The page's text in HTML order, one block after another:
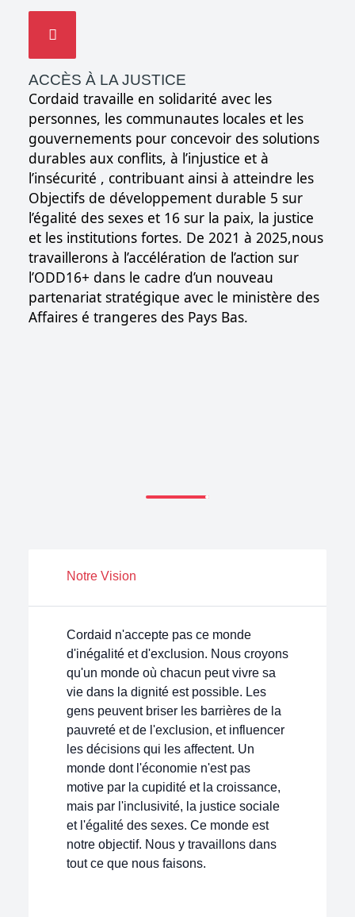
ACCÈS À LA JUSTICE
Cordaid travaille en solidarité avec les
personnes, les communautes locales et les
gouvernements pour concevoir des solutions
durables aux conflits, à l’injustice et à
l’insécurité , contribuant ainsi à atteindre les
Objectifs de développement durable 5 sur
l’égalité des sexes et 16 sur la paix, la justice
et les institutions fortes. De 2021 à 2025,nous
travaillerons à l’accélération de l’action sur
l’ODD16+ dans le cadre d’un nouveau
partenariat stratégique avec le ministère des
Affaires é trangeres des Pays Bas.
Notre Vision
Cordaid n'accepte pas ce monde
d'inégalité et d'exclusion. Nous croyons
qu'un monde où chacun peut vivre sa
vie dans la dignité est possible. Les
gens peuvent briser les barrières de la
pauvreté et de l'exclusion, et influencer
les décisions qui les affectent. Un
monde dont l'économie n'est pas
motive par la cupidité et la croissance,
mais par l'inclusivité, la justice sociale
et l'égalité des sexes. Ce monde est
notre objectif. Nous y travaillons dans
tout ce que nous faisons.